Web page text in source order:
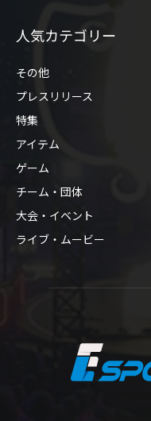
人気カテゴリー
その他
プレスリリース
特集
アイテム
ゲーム
チーム・団体
大会・イベント
ライブ・ムービー